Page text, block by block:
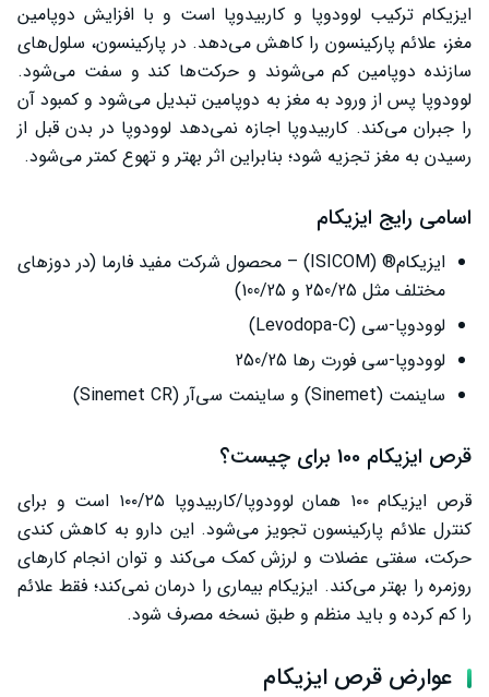
ایزیکام ترکیب لوودوپا و کاربیدوپا است و با افزایش دوپامین
مغز، علائم پارکینسون را کاهش می‌دهد. در پارکینسون، سلول‌های
سازنده دوپامین کم می‌شوند و حرکت‌ها کند و سفت می‌شود.
لوودوپا پس از ورود به مغز به دوپامین تبدیل می‌شود و کمبود آن
را جبران می‌کند. کاربیدوپا اجازه نمی‌دهد لوودوپا در بدن قبل از
رسیدن به مغز تجزیه شود؛ بنابراین اثر بهتر و تهوع کمتر می‌شود.
اسامی رایج ایزیکام
ایزیکام® (ISICOM) – محصول شرکت مفید فارما (در دوزهای
مختلف مثل 250/25 و 100/25)
لوودوپا-سی (Levodopa-C)
لوودوپا-سی فورت رها 250/25
ساینمت (Sinemet) و ساینمت سی‌آر (Sinemet CR)
قرص ایزیکام 100 برای چیست؟
قرص ایزیکام ۱۰۰ همان لوودوپا/کاربیدوپا ۱۰۰/۲۵ است و برای
کنترل علائم پارکینسون تجویز می‌شود. این دارو به کاهش کندی
حرکت، سفتی عضلات و لرزش کمک می‌کند و توان انجام کارهای
روزمره را بهتر می‌کند. ایزیکام بیماری را درمان نمی‌کند؛ فقط علائم
را کم کرده و باید منظم و طبق نسخه مصرف شود.
عوارض قرص ایزیکام